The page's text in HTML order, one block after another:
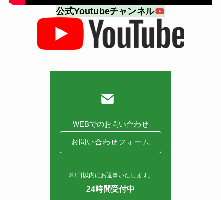
公式Youtubeチャンネル
WEBでのお問い合わせ
お問い合わせフォーム
※3日以内にお返事いたします。
24時間受付中